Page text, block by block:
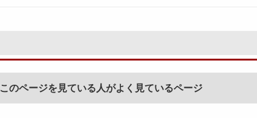
このページを見ている人がよく見ているページ